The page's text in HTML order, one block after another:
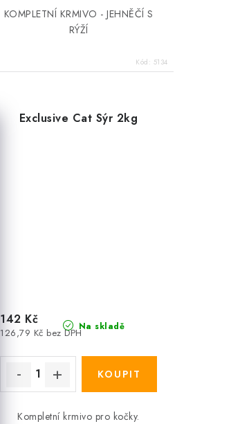
KOMPLETNÍ KRMIVO - JEHNĚČÍ S
RÝŽÍ
Kód: 5134
Exclusive Cat Sýr 2kg
Na skladě
126,79 Kč bez DPH
142 Kč
Kompletní krmivo pro kočky.